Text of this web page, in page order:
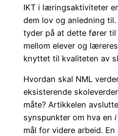
IKT i læringsaktiviteter
dem lov og anledning
tyder på at dette fører
mellom elever og
knyttet til kvaliteten av
Hvordan skal NML
eksisterende
måte? Artikkelen
synspunkter om hva en
mål for videre arbeid.